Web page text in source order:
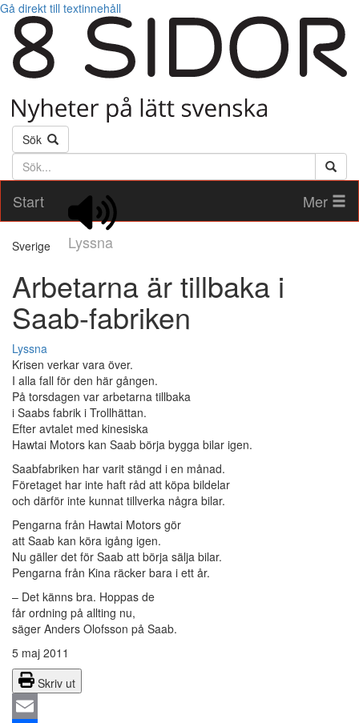
Gå direkt till textinnehåll
Sök
Söktext
Start
Lyssna
Mer
Sverige
Arbetarna är tillbaka i
Saab-fabriken
Lyssna
Krisen verkar vara över.
I alla fall för den här gången.
På torsdagen var arbetarna tillbaka
i Saabs fabrik i Trollhättan.
Efter avtalet med kinesiska
Hawtai Motors kan Saab börja bygga bilar igen.
Saabfabriken har varit stängd i en månad.
Företaget har inte haft råd att köpa bildelar
och därför inte kunnat tillverka några bilar.
Pengarna från Hawtai Motors gör
att Saab kan köra igång igen.
Nu gäller det för Saab att börja sälja bilar.
Pengarna från Kina räcker bara i ett år.
– Det känns bra. Hoppas de
får ordning på allting nu,
säger Anders Olofsson på Saab.
5 maj 2011
Skriv ut